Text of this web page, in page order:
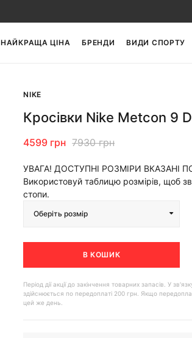
НАЙКРАЩА ЦІНА БРЕНДИ ВИДИ СПОРТУ
NIKE
Кросівки Nike Metcon 9
4599 грн 7930 грн
УВАГА! ДОСТУПНІ РОЗМІРИ ВКАЗАНІ
Використовуй таблицю розмірів, щоб
стопи.
Оберіть розмір
В КОШИК
Період дії акції до закінчення товарних запасів. У
здійснюється по передоплаті 200 грн. Якщо
цей же день.